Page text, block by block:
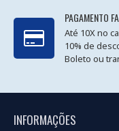
PAGAMENTO
Até 10X no
10% de
Boleto ou
INFORMAÇÕES